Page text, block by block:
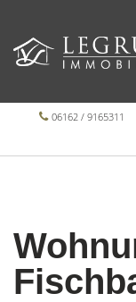
06162 / 9165311